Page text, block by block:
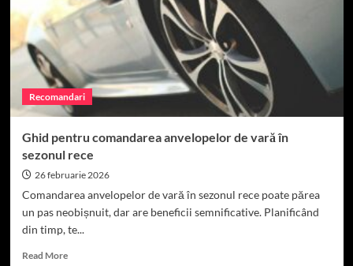
modernă
Recomandari
Ghid pentru comandarea anvelopelor de vară în
sezonul rece
26 februarie 2026
Comandarea anvelopelor de vară în sezonul rece poate părea
un pas neobișnuit, dar are beneficii semnificative. Planificând
din timp, te...
Read MoreRead